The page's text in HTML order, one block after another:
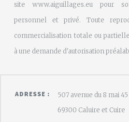
site www.aiguillages.eu pour
personnel et privé. Toute
commercialisation totale ou
à une demande d'autorisation
ADRESSE :
507 avenue du 8 mai 45
69300 Caluire et Cuire